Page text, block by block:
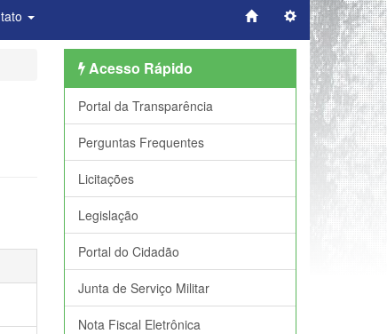
Acesso Rápido
Portal da Transparência
Perguntas Frequentes
Licitações
Legislação
Portal do Cidadão
Junta de Serviço Militar
Nota Fiscal Eletrônica